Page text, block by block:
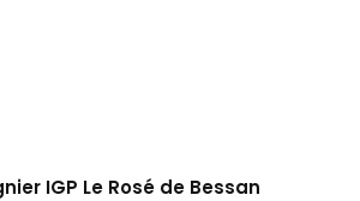
IGP Le Rosé de Bessan